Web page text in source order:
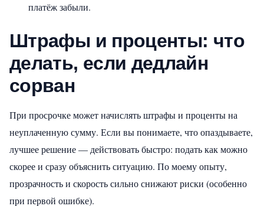
платёж забыли.
Штрафы и проценты: что
делать, если дедлайн
сорван
При просрочке может начислять штрафы и проценты на
неуплаченную сумму. Если вы понимаете, что опаздываете,
лучшее решение — действовать быстро: подать как можно
скорее и сразу объяснить ситуацию. По моему опыту,
прозрачность и скорость сильно снижают риски (особенно
при первой ошибке).